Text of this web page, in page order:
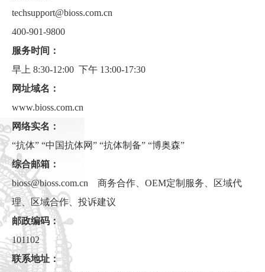
techsupport@bioss.com.cn
400-901-9800
服务时间：
早上 8:30-12:00 下午 13:00-17:30
网址域名：
www.bioss.com.cn
网络实名：
“抗体” “中国抗体网” “抗体制备” “博奥森”
综合邮箱：
bioss@bioss.com.cn 商务合作、OEM定制服务、区域代
理、区域合作、投诉建议
邮政编码：
101102
联系地址：